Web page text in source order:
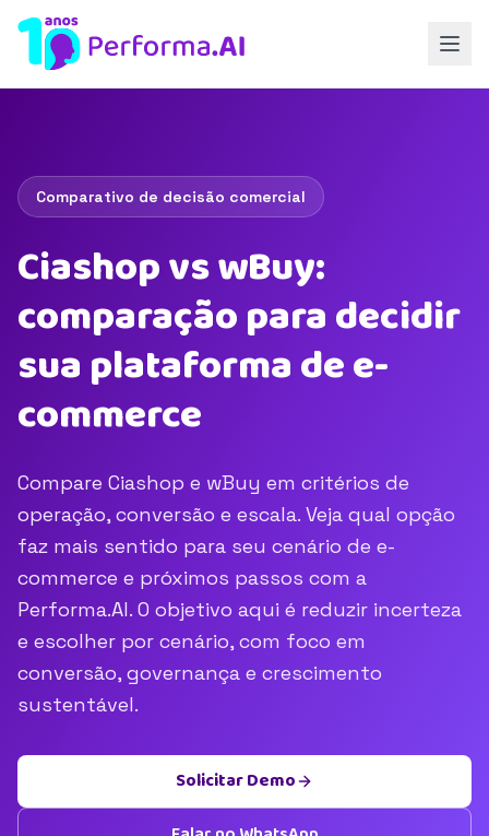
Comparativo de decisão comercial
Ciashop vs wBuy:
comparação para decidir
sua plataforma de e-
commerce
Compare Ciashop e wBuy em critérios de
operação, conversão e escala. Veja qual opção
faz mais sentido para seu cenário de e-
commerce e próximos passos com a
Performa.AI. O objetivo aqui é reduzir incerteza
e escolher por cenário, com foco em
conversão, governança e crescimento
sustentável.
Solicitar Demo